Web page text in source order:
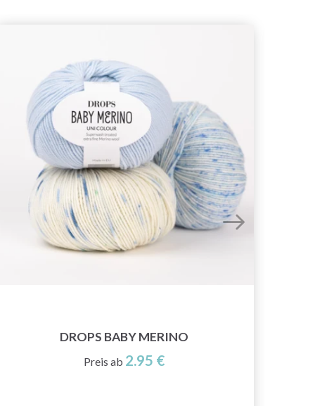
DROPS BABY MERINO
Preis ab 2.95 €